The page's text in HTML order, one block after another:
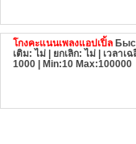
โกงคะแนนเพลงแอปเปิ้ล
เติม: ไม่ | ยกเลิก: ไม่ | เวลาเ
1000
| Min:10 Max:100000